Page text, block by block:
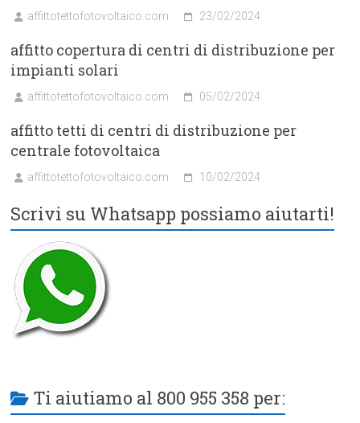
affittotettofotovoltaico.com 23/02/2024
affitto copertura di centri di distribuzione per
impianti solari
affittotettofotovoltaico.com 05/02/2024
affitto tetti di centri di distribuzione per
centrale fotovoltaica
affittotettofotovoltaico.com 10/02/2024
Scrivi su Whatsapp possiamo aiutarti!
Ti aiutiamo al 800 955 358 per: